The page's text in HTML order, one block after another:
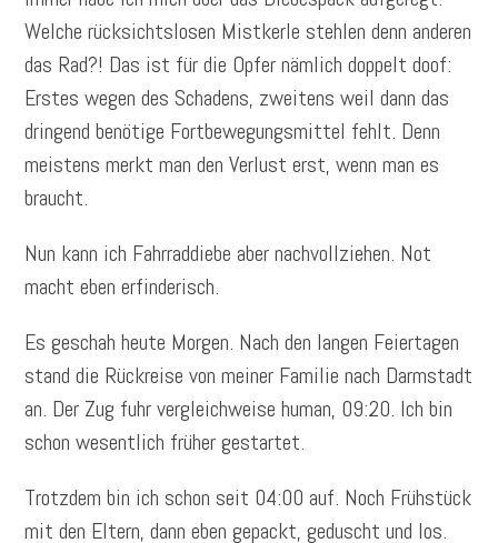
Welche rücksichtslosen Mistkerle stehlen denn anderen
das Rad?! Das ist für die Opfer nämlich doppelt doof:
Erstes wegen des Schadens, zweitens weil dann das
dringend benötige Fortbewegungsmittel fehlt. Denn
meistens merkt man den Verlust erst, wenn man es
braucht.
Nun kann ich Fahrraddiebe aber nachvollziehen. Not
macht eben erfinderisch.
Es geschah heute Morgen. Nach den langen Feiertagen
stand die Rückreise von meiner Familie nach Darmstadt
an. Der Zug fuhr vergleichweise human, 09:20. Ich bin
schon wesentlich früher gestartet.
Trotzdem bin ich schon seit 04:00 auf. Noch Frühstück
mit den Eltern, dann eben gepackt, geduscht und los.